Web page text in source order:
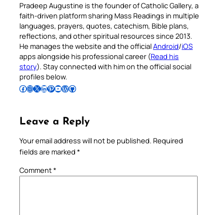
Pradeep Augustine is the founder of Catholic Gallery, a
faith-driven platform sharing Mass Readings in multiple
languages, prayers, quotes, catechism, Bible plans,
reflections, and other spiritual resources since 2013.
He manages the website and the officialAndroid/iOS
apps alongside his professional career (Read his
story). Stay connected with him on the official social
profiles below.
Follow Pradeep on Facebook Follow Pradeep on InstagramFollow Pradeep on X Follow Pradeep on LinkedIn Follow Pradeep on Pinterest Subscribe to Pradeep’s Youtube Channel Follow Pradeep on WordPress Follow Pradeep on GitHub
Leave a Reply
Your email address will not be published. Required
fields are marked *
Comment*